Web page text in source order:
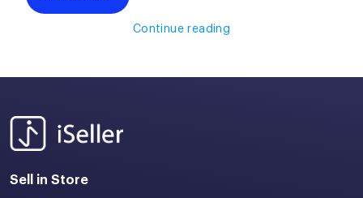
Continue reading
Sell in Store